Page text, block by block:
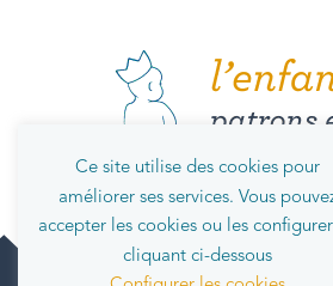
Ce site utilise des cookies pour
améliorer ses services. Vous
accepter les cookies ou les
cliquant ci-dessous